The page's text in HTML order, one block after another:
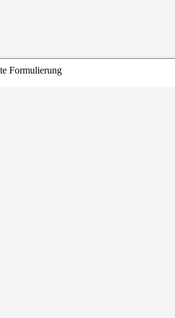
Formulierung